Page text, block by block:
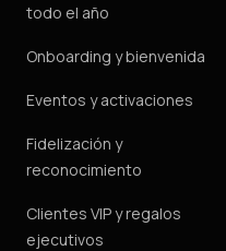
todo el año
Onboarding y bienvenida
Eventos y activaciones
Fidelización y
reconocimiento
Clientes VIP y regalos
ejecutivos